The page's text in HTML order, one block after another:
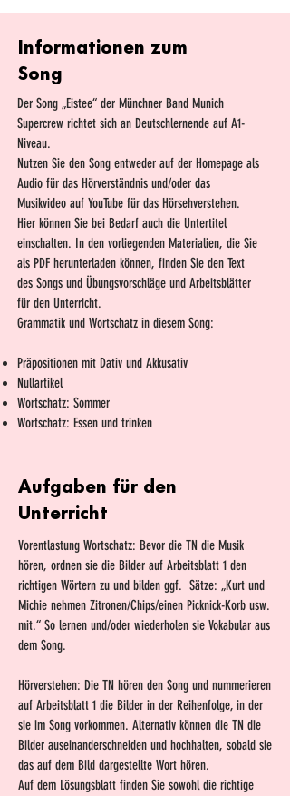
Informationen zum
Song
Der Song „Eistee“ der Münchner Band Munich
Supercrew richtet sich an Deutschlernende auf A1-
Niveau.
Nutzen Sie den Song entweder auf der Homepage als
Audio für das Hörverständnis und/oder das
Musikvideo auf YouTube für das Hörsehverstehen.
Hier können Sie bei Bedarf auch die Untertitel
einschalten. In den vorliegenden Materialien, die Sie
als PDF herunterladen können, finden Sie den Text
des Songs und Übungsvorschläge und Arbeitsblätter
für den Unterricht.
Grammatik und Wortschatz in diesem Song:
Präpositionen mit Dativ und Akkusativ
Nullartikel
Wortschatz: Sommer
Wortschatz: Essen und trinken
Aufgaben für den
Unterricht
Vorentlastung Wortschatz: Bevor die TN die Musik
hören, ordnen sie die Bilder auf Arbeitsblatt 1 den
richtigen Wörtern zu und bilden ggf. Sätze: „Kurt und
Michie nehmen Zitronen/Chips/einen Picknick-Korb usw.
mit.“ So lernen und/oder wiederholen sie Vokabular aus
dem Song.
Hörverstehen: Die TN hören den Song und nummerieren
auf Arbeitsblatt 1 die Bilder in der Reihenfolge, in der
sie im Song vorkommen. Alternativ können die TN die
Bilder auseinanderschneiden und hochhalten, sobald sie
das auf dem Bild dargestellte Wort hören.
Auf dem Lösungsblatt finden Sie sowohl die richtige